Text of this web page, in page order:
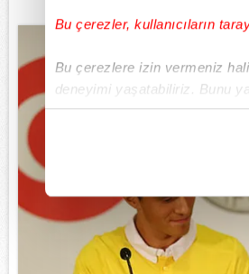
Bu çerezler, kullanıcıların
Bu çerezlere izin vermeniz
deneyimi yaşatabiliriz. Bunu
içerikleri sunabilmek adına
Her halükârda, kullanıcılar,
Sizlere daha iyi bir hizmet
çerezler vasıtasıyla çeşitli
amacıyla kullanılmaktadır.